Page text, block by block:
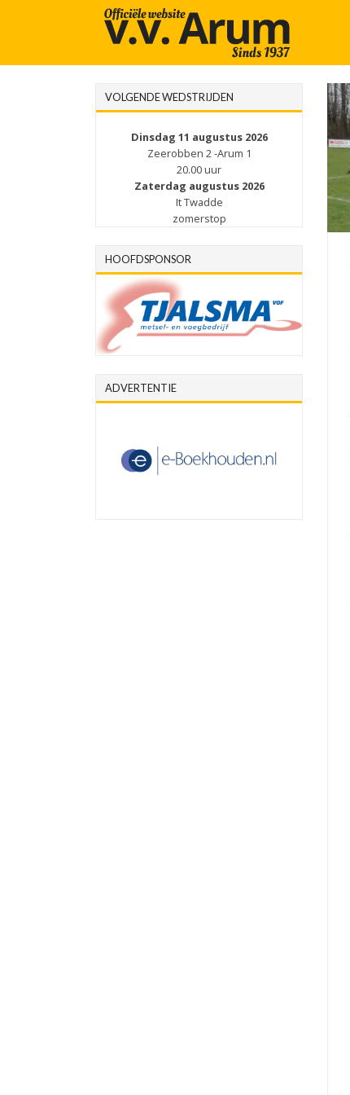
VOLGENDE WEDSTRIJDEN
Dinsdag 11 augustus 2026
Zeerobben 2 -Arum 1
20.00 uur
Zaterdag augustus 2026
It Twadde
zomerstop
HOOFDSPONSOR
ADVERTENTIE